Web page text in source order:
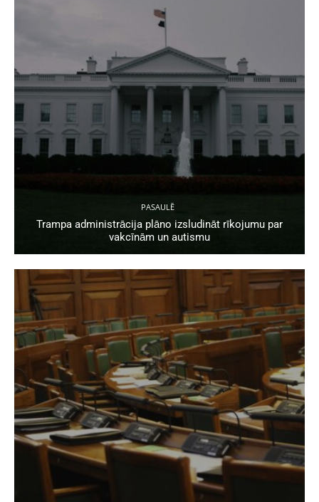
PASAULĒ
Trampa administrācija plāno izsludināt rīkojumu par
vakcīnām un autismu